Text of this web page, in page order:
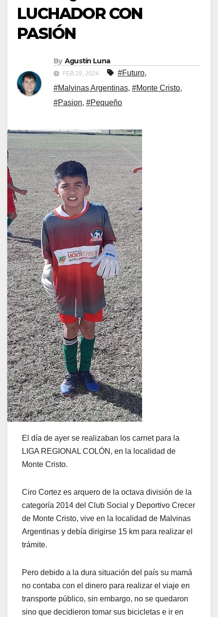
LUCHADOR CON
PASIÓN
By Agustín Luna
FEB 29, 2024 #Futuro,
#Malvinas Argentinas, #Monte Cristo,
#Pasion, #Pequeño
El día de ayer se realizaban los carnet para la
LIGA REGIONAL COLÓN, en la localidad de
Monte Cristo.
Ciro Cortez es arquero de la octava división de la
categoría 2014 del Club Social y Deportivo Crecer
de Monte Cristo, vive en la localidad de Malvinas
Argentinas y debía dirigirse 15 km para realizar el
trámite.
Pero debido a la dura situación del país su mamá
no contaba con el dinero para realizar el viaje en
transporte público, sin embargo, no se quedaron
sino que decidieron tomar sus bicicletas e ir en